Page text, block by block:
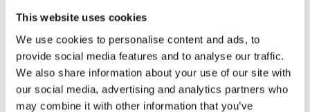
This website uses cookies
We use cookies to personalise content and ads, to
provide social media features and to analyse our traffic.
We also share information about your use of our site with
our social media, advertising and analytics partners who
may combine it with other information that you’ve
Rundfiltergeräte
Aufgrund der leichten Anwendung stellt dieser Filter große
Teemengen für die Behälter der B-Serie bereit.